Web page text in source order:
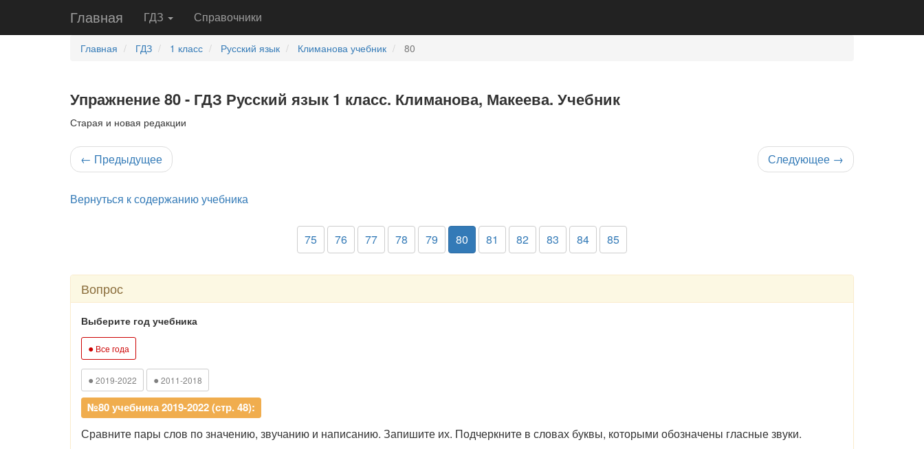
Главная ГДЗ Справочники
Главная ГДЗ 1 класс Русский язык Климанова учебник 80
Упражнение 80 - ГДЗ Русский язык 1 класс. Климанова, Макеева. Учебник
Старая и новая редакции
← Предыдущее Следующее →
Вернуться к содержанию учебника
75 76 77 78 79 80 81 82 83 84 85
Вопрос
Выберите год учебника
● Все года
● 2019-2022 ● 2011-2018
№80 учебника 2019-2022 (стр. 48):
Сравните пары слов по значению, звучанию и написанию. Запишите их. Подчеркните в словах буквы, которыми обозначены гласные звуки.